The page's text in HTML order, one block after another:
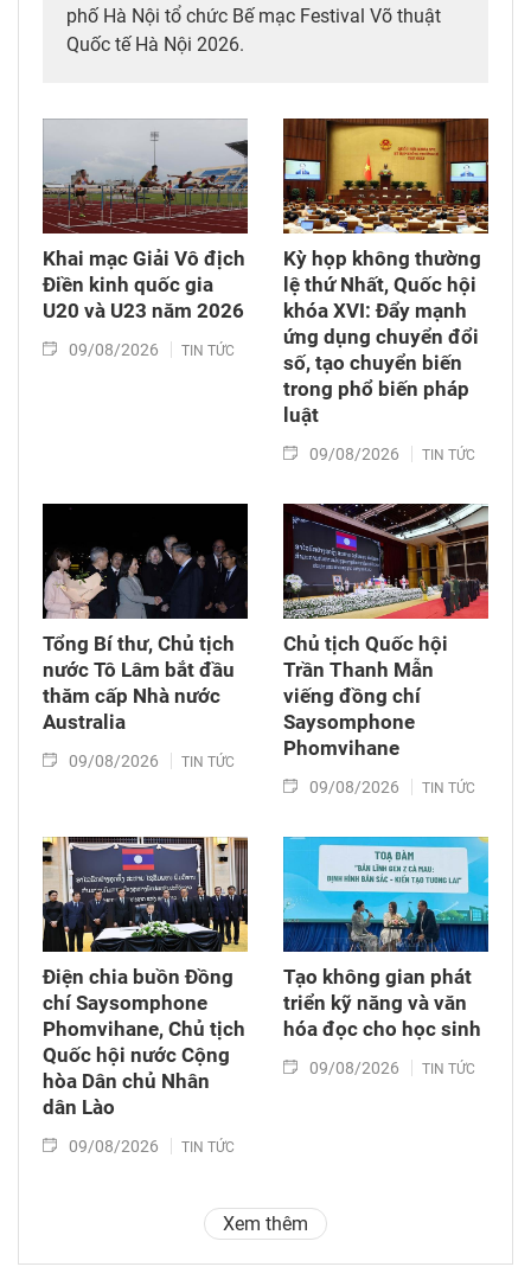
phố Hà Nội tổ chức Bế mạc Festival Võ thuật
Quốc tế Hà Nội 2026.
Khai mạc Giải Vô địch
Điền kinh quốc gia
U20 và U23 năm 2026
09/08/2026 TIN TỨC
Kỳ họp không thường
lệ thứ Nhất, Quốc hội
khóa XVI: Đẩy mạnh
ứng dụng chuyển đổi
số, tạo chuyển biến
trong phổ biến pháp
luật
09/08/2026 TIN TỨC
Tổng Bí thư, Chủ tịch
nước Tô Lâm bắt đầu
thăm cấp Nhà nước
Australia
09/08/2026 TIN TỨC
Chủ tịch Quốc hội
Trần Thanh Mẫn
viếng đồng chí
Saysomphone
Phomvihane
09/08/2026 TIN TỨC
Điện chia buồn Đồng
chí Saysomphone
Phomvihane, Chủ tịch
Quốc hội nước Cộng
hòa Dân chủ Nhân
dân Lào
09/08/2026 TIN TỨC
Tạo không gian phát
triển kỹ năng và văn
hóa đọc cho học sinh
09/08/2026 TIN TỨC
Xem thêm